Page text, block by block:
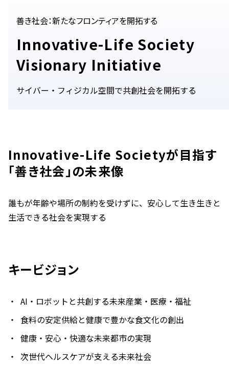
Innovative-Life Society
Visionary Initiative
善き社会：新たなフロンティアを開拓する
サイバー・フィジカル空間で共創社会を開拓する
Innovative-Life Societyが目指す
「善き社会」の未来像
誰もが年齢や場所の制約を受けずに、安心して生き生きと
生活できる社会を実現する
キービジョン
AI・ロボットと共創する未来産業・医療・福祉
食料の安定供給と健康で豊かな食文化の創出
健康・安心・快適な未来都市の実現
次世代ヘルスケアが支える未来社会